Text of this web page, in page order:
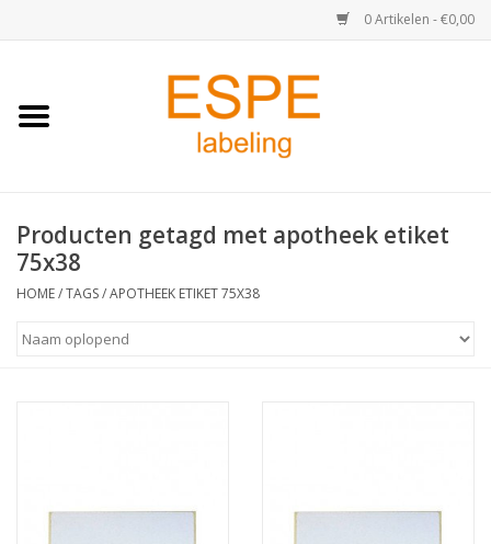
0 Artikelen - €0,00
Home
Retail
Horeca & Food
Industrie
Producten getagd met apotheek etiket
75x38
HOME/TAGS/APOTHEEK ETIKET 75X38